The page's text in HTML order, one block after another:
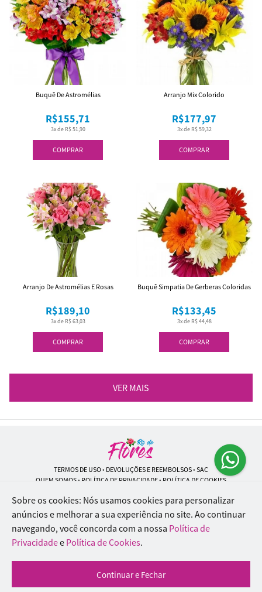
COMPRAR
3x de R$ 51,90
R$155,71
Buquê De Astromélias
COMPRAR
3x de R$ 59,32
R$177,97
Arranjo Mix Colorido
COMPRAR
3x de R$ 63,03
R$189,10
Arranjo De Astromélias E Rosas
COMPRAR
3x de R$ 44,48
R$133,45
Buquê Simpatia De Gerberas Coloridas
VER MAIS
TERMOS DE USO• DEVOLUÇÕES E REEMBOLSOS• SAC
QUEM SOMOS• POLÍTICA DE PRIVACIDADE• POLÍTICA DE COOKIES
Rio de Flores | CNPJ: 18.184.423/0001-74
Rua Lopes Trovão, 42 - Rio de Janeiro - RJ - 20.920-340
WhatsApp: (21) 96451-9290| Telefone: (21) 9 6715-9790
© 2024-2026 - Todos os direitos reservados - Desenvolvido por
Inteligentes
Sobre os cookies: Nós usamos cookies para personalizar
anúncios e melhorar a sua experiência no site. Ao continuar
navegando, você concorda com a nossa Política de
Privacidadee Política de Cookies.
Continuar e Fechar